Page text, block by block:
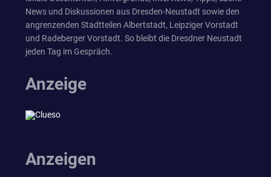
News und Diskussionen aus Dresden-Neustadt sowie den
angrenzenden Stadtteilen Albertstadt, Leipziger Vorstadt
und Radeberger Vorstadt. So bleibt die Dresdner Neustadt
jeden Tag im Gespräch.
Anzeige
Anzeigen